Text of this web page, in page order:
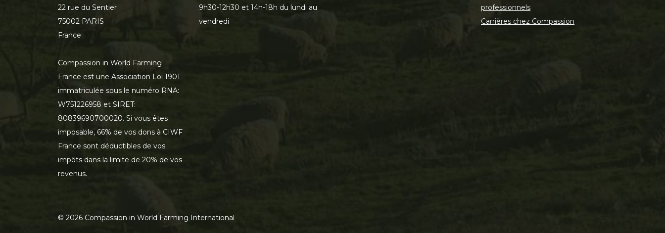
22 rue du Sentier
75002 PARIS
France
Compassion in World Farming
France est une Association Loi 1901
immatriculée sous le numéro RNA:
W751226958 et SIRET:
80839690700020. Si vous êtes
imposable, 66% de vos dons à CIWF
France sont déductibles de vos
impôts dans la limite de 20% de vos
revenus.
9h30-12h30 et 14h-18h du lundi au
vendredi
professionnels
Carrières chez Compassion
© 2026 Compassion in World Farming International